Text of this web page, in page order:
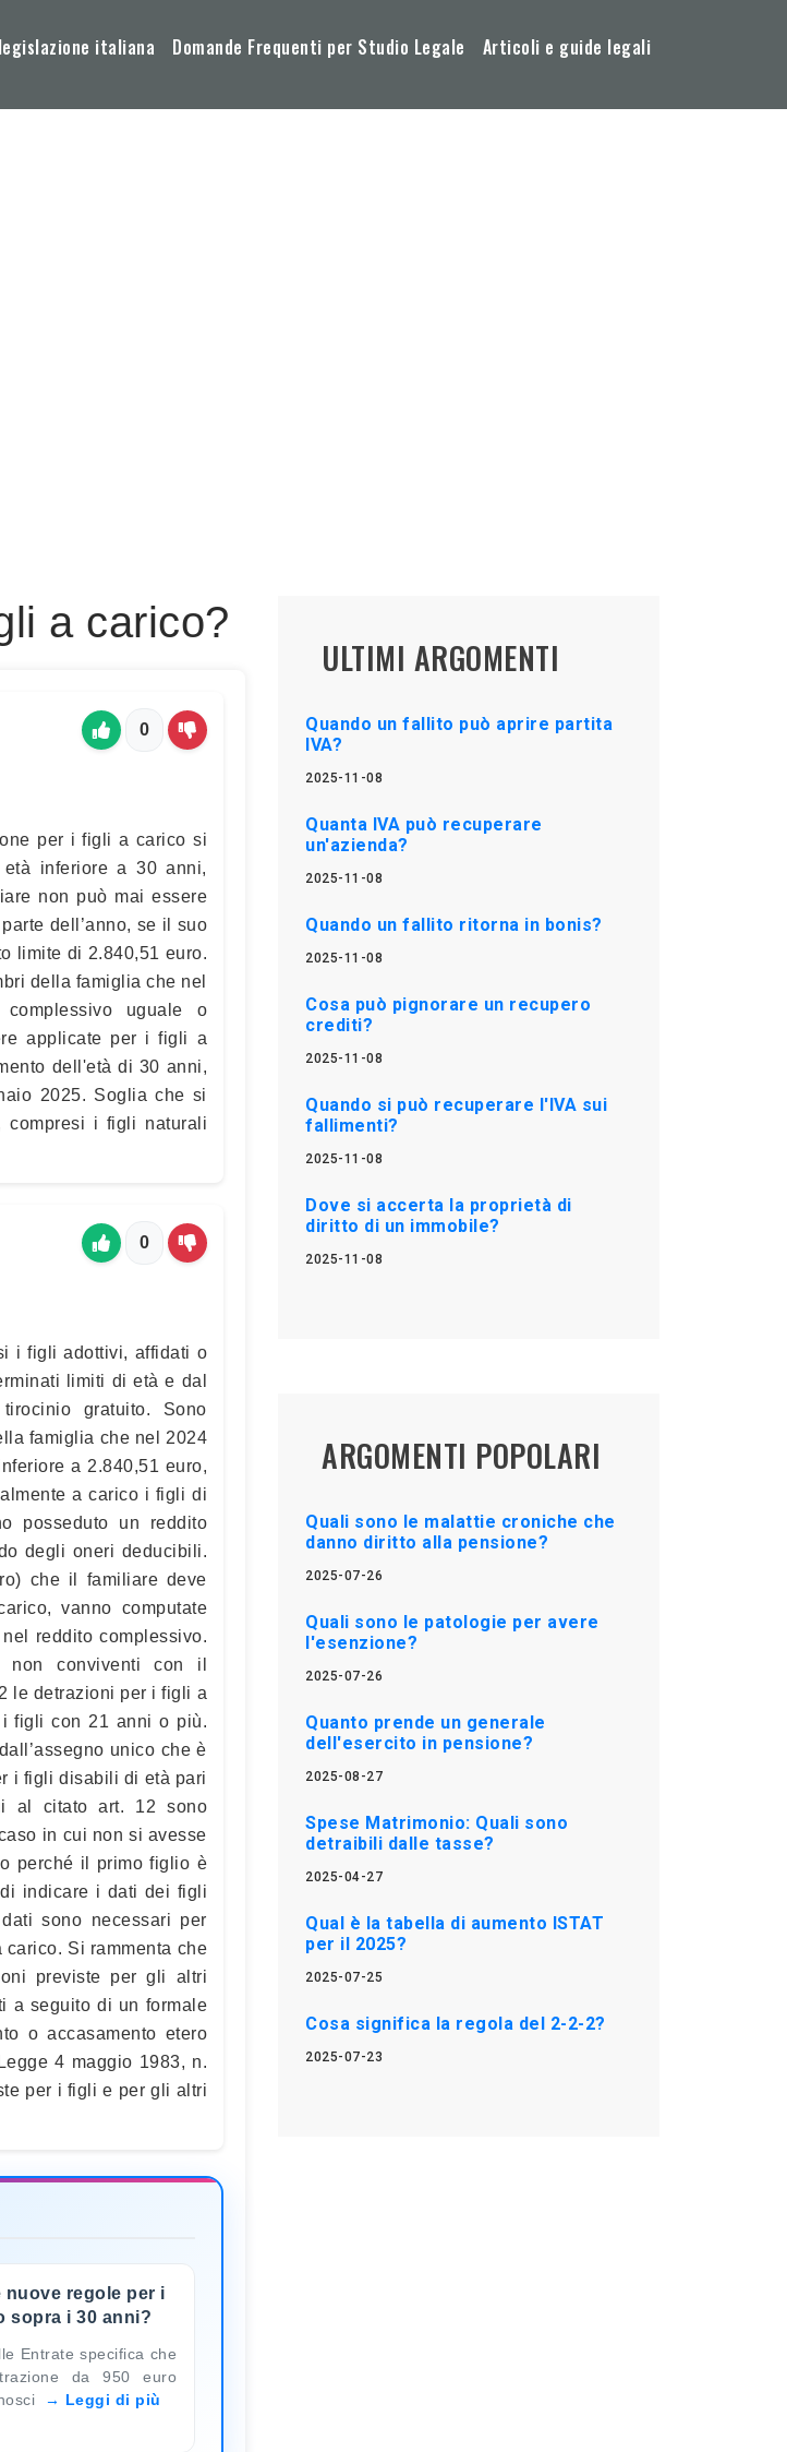
italiana Domande Frequenti per Studio Legale Articoli e guide legali
a carico?
0
per i figli a carico si
inferiore a 30 anni,
non può mai essere
dell’anno, se il suo
limite di 2.840,51 euro.
della famiglia che nel
complessivo uguale o
applicate per i figli a
dell'età di 30 anni,
2025. Soglia che si
i figli naturali
0
i figli adottivi, affidati o
limiti di età e dal
gratuito. Sono
famiglia che nel 2024
a 2.840,51 euro,
a carico i figli di
posseduto un reddito
degli oneri deducibili.
che il familiare deve
vanno computate
reddito complessivo.
non conviventi con il
le detrazioni per i figli a
figli con 21 anni o più.
unico che è
i figli disabili di età pari
al citato art. 12 sono
in cui non si avesse
perché il primo figlio è
indicare i dati dei figli
sono necessari per
Si rammenta che
previste per gli altri
a seguito di un formale
o accasamento etero
4 maggio 1983, n.
per i figli e per gli altri
nuove regole per i
sopra i 30 anni?
Entrate specifica che
da 950 euro
Leggi di più
ULTIMI ARGOMENTI
Quando un fallito può aprire partita
IVA?
2025-11-08
Quanta IVA può recuperare
un'azienda?
2025-11-08
Quando un fallito ritorna in bonis?
2025-11-08
Cosa può pignorare un recupero
crediti?
2025-11-08
Quando si può recuperare l'IVA sui
fallimenti?
2025-11-08
Dove si accerta la proprietà di
diritto di un immobile?
2025-11-08
ARGOMENTI POPOLARI
Quali sono le malattie croniche che
danno diritto alla pensione?
2025-07-26
Quali sono le patologie per avere
l'esenzione?
2025-07-26
Quanto prende un generale
dell'esercito in pensione?
2025-08-27
Spese Matrimonio: Quali sono
detraibili dalle tasse?
2025-04-27
Qual è la tabella di aumento ISTAT
per il 2025?
2025-07-25
Cosa significa la regola del 2-2-2?
2025-07-23